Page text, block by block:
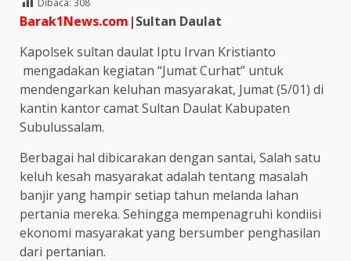
Barak1News.com |Sultan Daulat
Kapolsek sultan daulat Iptu Irvan Kristianto
mengadakan kegiatan “Jumat Curhat” untuk
mendengarkan keluhan masyarakat, Jumat (5/01) di
kantin kantor camat Sultan Daulat Kabupaten
Subulussalam.
Berbagai hal dibicarakan dengan santai, Salah satu
keluh kesah masyarakat adalah tentang masalah
banjir yang hampir setiap tahun melanda lahan
pertania mereka. Sehingga mempenagruhi kondiisi
ekonomi masyarakat yang bersumber penghasilan
dari pertanian.